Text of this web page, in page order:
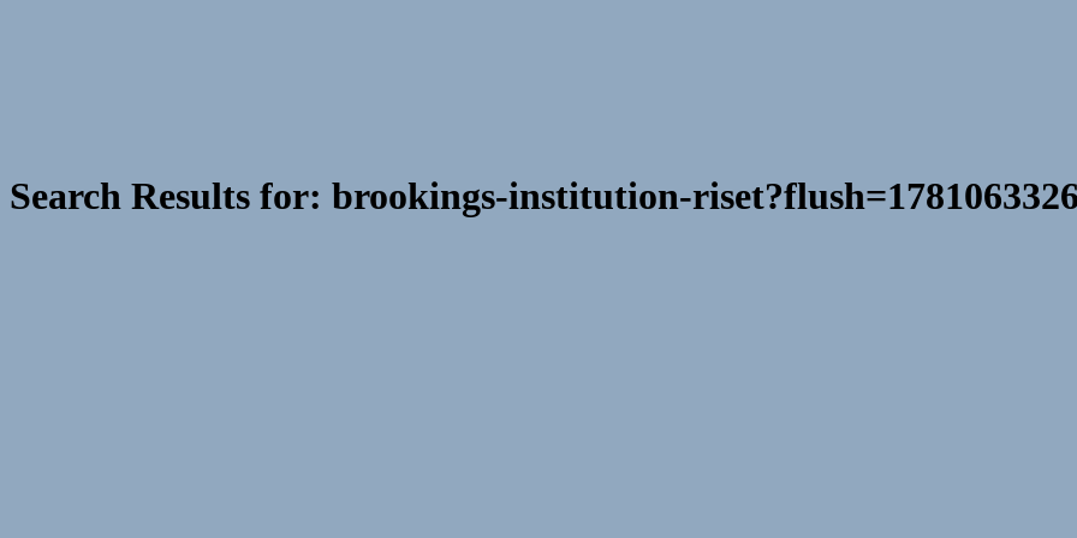
Search Results for: brookings-institution-